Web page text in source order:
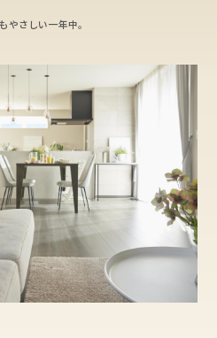
やさしい一年中。